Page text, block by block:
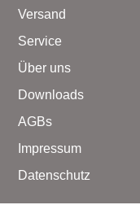
Versand
Service
Über uns
Downloads
AGBs
Impressum
Datenschutz